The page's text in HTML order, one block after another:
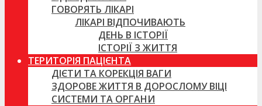
ГОВОРЯТЬ ЛІКАРІ
ЛІКАРІ ВІДПОЧИВАЮТЬ
ДЕНЬ В ІСТОРІЇ
ІСТОРІЇ З ЖИТТЯ
ТЕРИТОРІЯ ПАЦІЄНТА
ДІЄТИ ТА КОРЕКЦІЯ ВАГИ
ЗДОРОВЕ ЖИТТЯ В ДОРОСЛОМУ ВІЦІ
СИСТЕМИ ТА ОРГАНИ